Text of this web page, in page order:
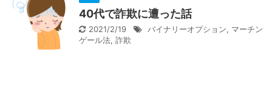
40代で詐欺に遭った話
2021/2/19 バイナリーオプション, マーチン
ゲール法, 詐欺